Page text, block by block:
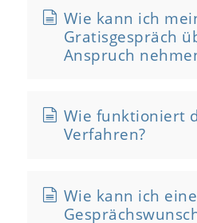
Wie kann ich
Gratisgespräch
Anspruch
Wie funktioniert
Verfahren?
Wie kann ich